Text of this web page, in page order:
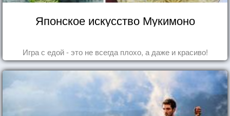
Японское искусство Мукимоно
Игра с едой - это не всегда плохо, а даже и красиво!